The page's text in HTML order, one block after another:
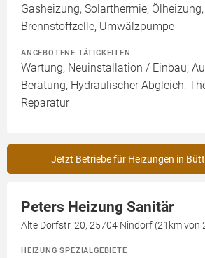
Gasheizung, Solarthermie,
Brennstoffzelle, Umwälzpumpe
ANGEBOTENE TÄTIGKEITEN
Wartung, Neuinstallation / Einbau,
Beratung, Hydraulischer Abgleich,
Reparatur
Jetzt Betriebe für Heizungen in
Peters Heizung Sanitär
Alte Dorfstr. 20, 25704 Nindorf (21km von
HEIZUNG SPEZIALGEBIETE